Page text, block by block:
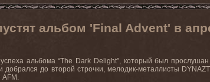
альбом 'Final Advent' в
альбома “The Dark Delight”, который был
добрался до второй строчки, мелодик-металлисты
AFM.